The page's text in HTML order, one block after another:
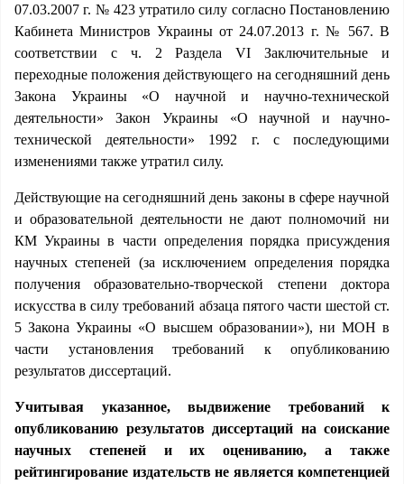
07.03.2007 г. № 423 утратило силу согласно Постановлению
Кабинета Министров Украины от 24.07.2013 г. № 567. В
соответствии с ч. 2 Раздела VI Заключительные и
переходные положения действующего на сегодняшний день
Закона Украины «О научной и научно-технической
деятельности» Закон Украины «О научной и научно-
технической деятельности» 1992 г. с последующими
изменениями также утратил силу.
Действующие на сегодняшний день законы в сфере научной
и образовательной деятельности не дают полномочий ни
КМ Украины в части определения порядка присуждения
научных степеней (за исключением определения порядка
получения образовательно-творческой степени доктора
искусства в силу требований абзаца пятого части шестой ст.
5 Закона Украины «О высшем образовании»), ни МОН в
части установления требований к опубликованию
результатов диссертаций.
Учитывая указанное, выдвижение требований к
опубликованию результатов диссертаций на соискание
научных степеней и их оцениванию, а также
рейтингирование издательств не является компетенцией